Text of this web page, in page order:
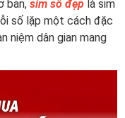
bản, sim số đẹp là sim
số lặp một cách đặc
niệm dân gian mang